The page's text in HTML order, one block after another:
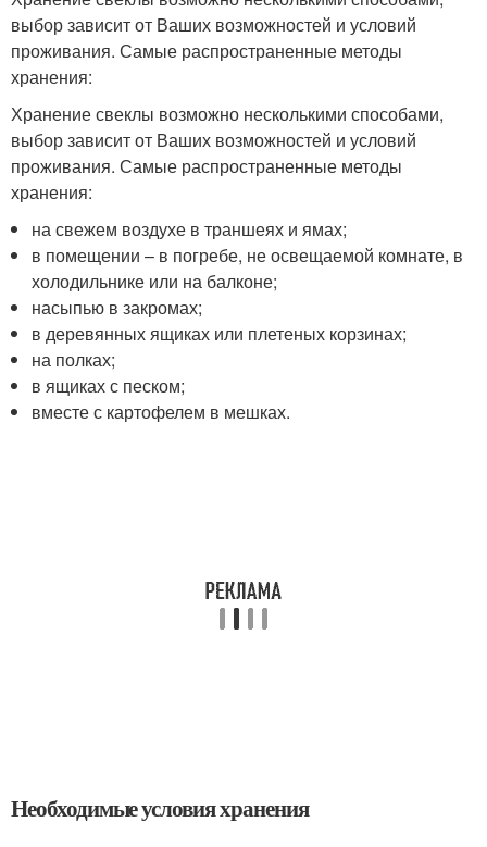
выбор зависит от Ваших возможностей и условий
проживания. Самые распространенные методы
хранения:
Хранение свеклы возможно несколькими способами,
выбор зависит от Ваших возможностей и условий
проживания. Самые распространенные методы
хранения:
на свежем воздухе в траншеях и ямах;
в помещении – в погребе, не освещаемой комнате, в
холодильнике или на балконе;
насыпью в закромах;
в деревянных ящиках или плетеных корзинах;
на полках;
в ящиках с песком;
вместе с картофелем в мешках.
Необходимые условия хранения